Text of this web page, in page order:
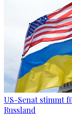
US-Senat stimmt
Russland